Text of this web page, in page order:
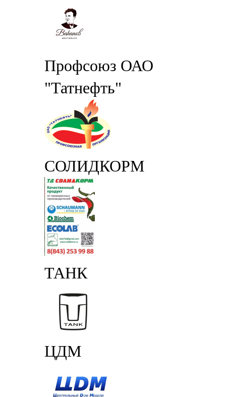
Профсоюз ОАО
"Татнефть"
СОЛИДКОРМ
ТАНК
ЦДМ